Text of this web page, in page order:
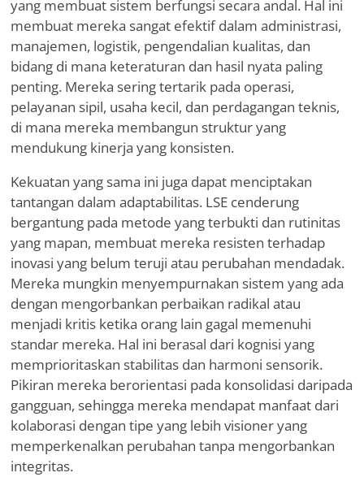
yang membuat sistem berfungsi secara andal. Hal ini
membuat mereka sangat efektif dalam administrasi,
manajemen, logistik, pengendalian kualitas, dan
bidang di mana keteraturan dan hasil nyata paling
penting. Mereka sering tertarik pada operasi,
pelayanan sipil, usaha kecil, dan perdagangan teknis,
di mana mereka membangun struktur yang
mendukung kinerja yang konsisten.
Kekuatan yang sama ini juga dapat menciptakan
tantangan dalam adaptabilitas. LSE cenderung
bergantung pada metode yang terbukti dan rutinitas
yang mapan, membuat mereka resisten terhadap
inovasi yang belum teruji atau perubahan mendadak.
Mereka mungkin menyempurnakan sistem yang ada
dengan mengorbankan perbaikan radikal atau
menjadi kritis ketika orang lain gagal memenuhi
standar mereka. Hal ini berasal dari kognisi yang
memprioritaskan stabilitas dan harmoni sensorik.
Pikiran mereka berorientasi pada konsolidasi daripada
gangguan, sehingga mereka mendapat manfaat dari
kolaborasi dengan tipe yang lebih visioner yang
memperkenalkan perubahan tanpa mengorbankan
integritas.